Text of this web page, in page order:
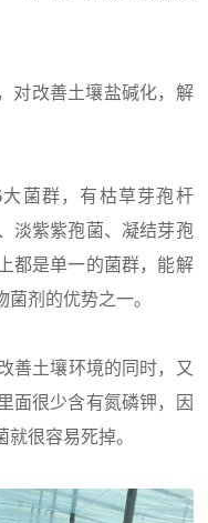
对改善土壤盐碱化，解
菌群，有枯草芽孢杆
淡紫紫孢菌、凝结芽孢
都是单一的菌群，能解
菌剂的优势之一。
善土壤环境的同时，又
面很少含有氮磷钾，因
很容易死掉。